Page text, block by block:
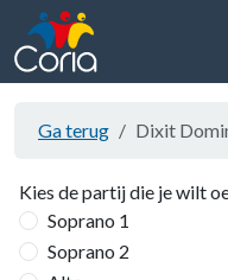
Ga terug Dixit
Kies de partij die je wilt
Soprano 1
Soprano 2